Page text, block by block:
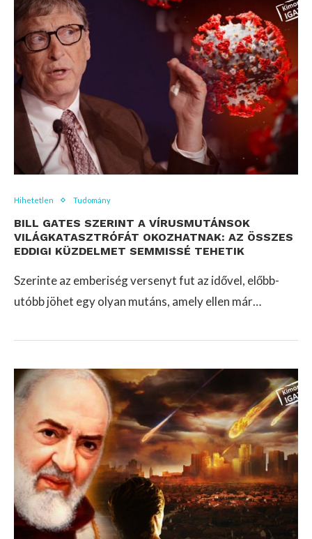
Hihetetlen Tudomány
BILL GATES SZERINT A VÍRUSMUTÁNSOK
VILÁGKATASZTRÓFÁT OKOZHATNAK: AZ ÖSSZES
EDDIGI KÜZDELMET SEMMISSÉ TEHETIK
Szerinte az emberiség versenyt fut az idővel, előbb-
utóbb jöhet egy olyan mutáns, amely ellen már…